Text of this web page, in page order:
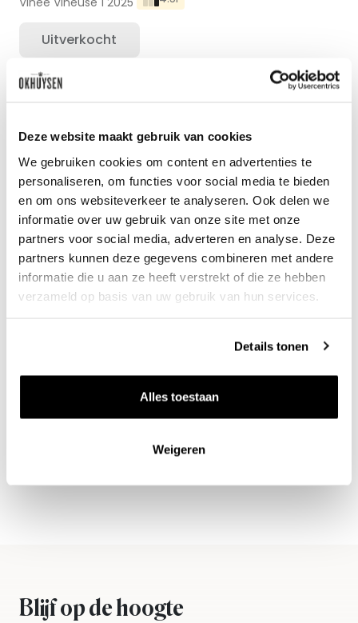
Deze website maakt gebruik van cookies
We gebruiken cookies om content en advertenties te
personaliseren, om functies voor social media te bieden
en om ons websiteverkeer te analyseren. Ook delen we
informatie over uw gebruik van onze site met onze
partners voor social media, adverteren en analyse. Deze
partners kunnen deze gegevens combineren met andere
informatie die u aan ze heeft verstrekt of die ze hebben
verzameld op basis van uw gebruik van hun services.
Details tonen
Alles toestaan
Weigeren
Uitverkocht
Benieuwd naar ons
Ontdek meer
Blijf op de hoogte